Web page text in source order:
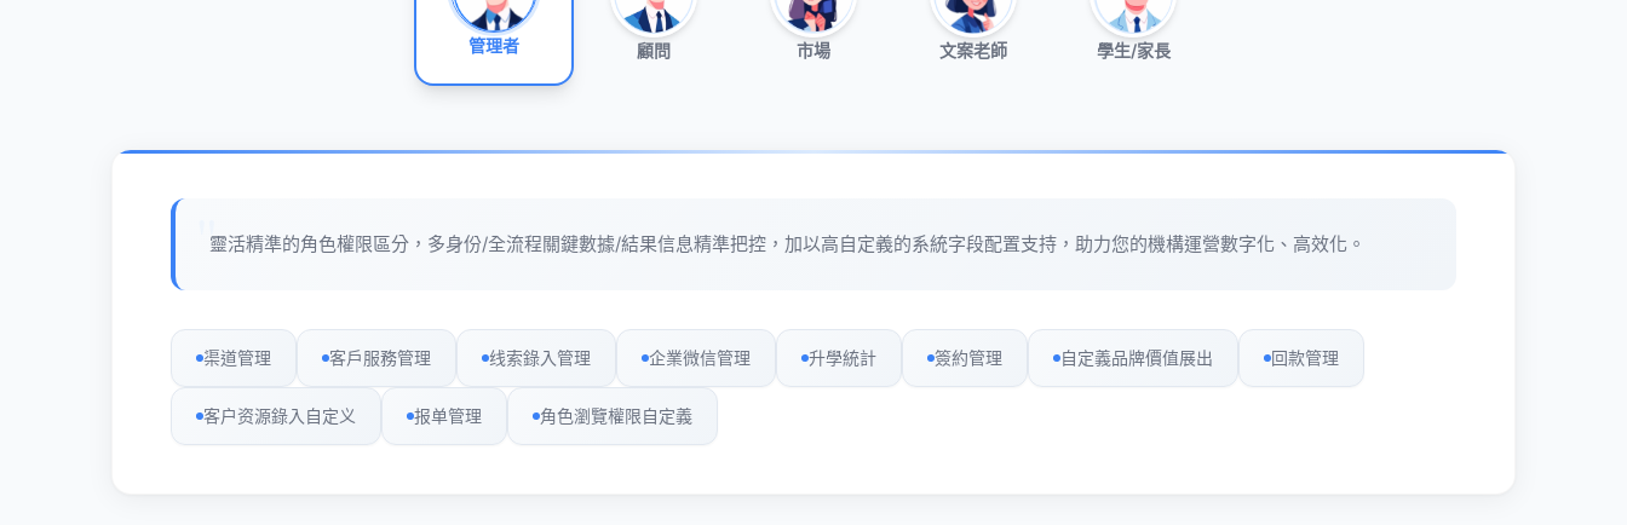
管理者 顧問 市場 文案老師 學生/家長
靈活精準的角色權限區分，多身份/全流程關鍵數據/結果信息精準把控，加以高自定義的系統字段配置支持，助力您的機構運營數字化、高效化。
渠道管理 客戶服務管理 线索錄入管理 企業微信管理 升學統計 簽約管理 自定義品牌價值展出 回款管理
客户资源錄入自定义 报单管理 角色瀏覽權限自定義